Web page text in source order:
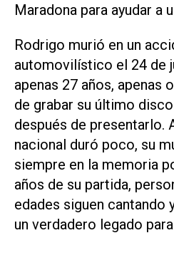
Maradona para ayudar a
Rodrigo murió en un
automovilístico el 24 de
apenas 27 años, apenas
de grabar su último
después de presentarlo.
nacional duró poco, su
siempre en la memoria
años de su partida,
edades siguen cantando
un verdadero legado